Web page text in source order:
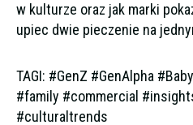
w kulturze oraz jak marki
upiec dwie pieczenie na
TAGI: #GenZ #GenAlpha
#family #commercial
#culturaltrends